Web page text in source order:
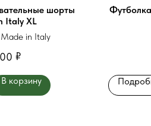
шорты
Italy XL
in Italy
₽
В корзину